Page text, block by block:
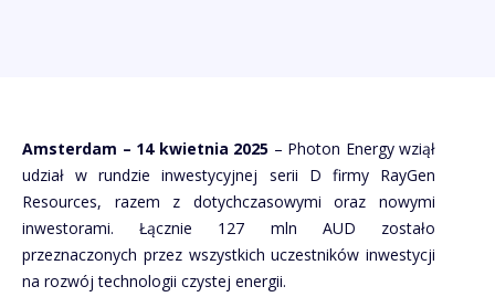
Amsterdam – 14 kwietnia 2025 – Photon Energy wziął
udział w rundzie inwestycyjnej serii D firmy RayGen
Resources, razem z dotychczasowymi oraz nowymi
inwestorami. Łącznie 127 mln AUD zostało
przeznaczonych przez wszystkich uczestników inwestycji
na rozwój technologii czystej energii.